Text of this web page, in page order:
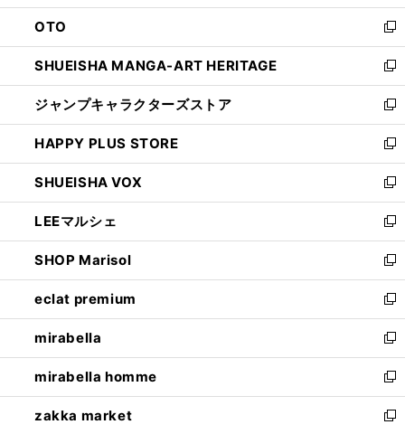
ウ
で
開
く
ン
ド
ウ
で
開
く
OTO
新
し
い
ウ
ィ
ン
ド
ウ
で
開
く
SHUEISHA MANGA-ART HERITAGE
新
し
い
ウ
ィ
ン
ド
ウ
で
開
く
ジャンプキャラクターズストア
新
し
い
ウ
ィ
ン
ド
ウ
で
開
く
HAPPY PLUS STORE
新
し
い
ウ
ィ
ン
ド
ウ
で
開
く
SHUEISHA VOX
新
し
い
ウ
ィ
ン
ド
ウ
で
開
く
LEEマルシェ
新
し
い
ウ
ィ
ン
ド
ウ
で
開
く
SHOP Marisol
新
し
い
ウ
ィ
ン
ド
ウ
で
eclat premium
新
し
い
ウ
ィ
ン
ド
mirabella
新
し
い
ウ
ィ
mirabella homme
新
し
い
zakka market
新